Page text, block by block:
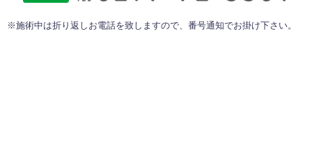
※施術中は折り返しお電話を致しますので、番号通知でお掛け下さい。